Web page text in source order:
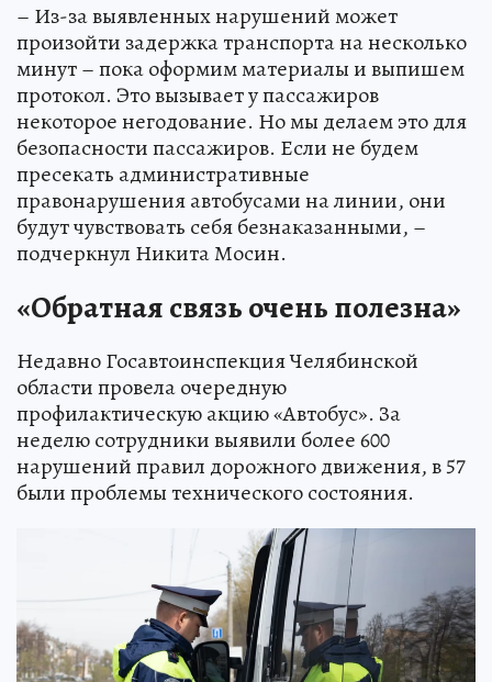
– Из-за выявленных нарушений может
произойти задержка транспорта на несколько
минут – пока оформим материалы и выпишем
протокол. Это вызывает у пассажиров
некоторое негодование. Но мы делаем это для
безопасности пассажиров. Если не будем
пресекать административные
правонарушения автобусами на линии, они
будут чувствовать себя безнаказанными, –
подчеркнул Никита Мосин.
«Обратная связь очень полезна»
Недавно Госавтоинспекция Челябинской
области провела очередную
профилактическую акцию «Автобус». За
неделю сотрудники выявили более 600
нарушений правил дорожного движения, в 57
были проблемы технического состояния.